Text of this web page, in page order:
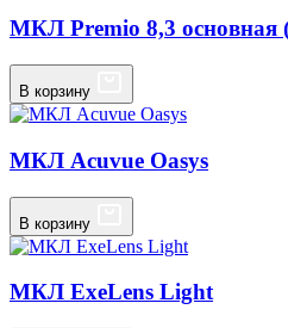
МКЛ Premio 8,3 основная
В корзину
МКЛ Acuvue Oasys
В корзину
МКЛ ExeLens Light